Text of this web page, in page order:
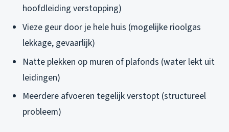
hoofdleiding verstopping)
Vieze geur door je hele huis (mogelijke rioolgas
lekkage, gevaarlijk)
Natte plekken op muren of plafonds (water lekt uit
leidingen)
Meerdere afvoeren tegelijk verstopt (structureel
probleem)